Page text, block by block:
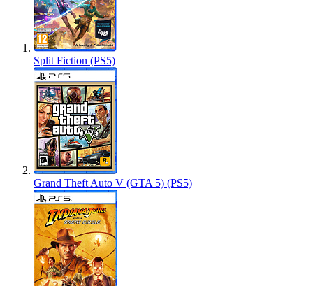
Split Fiction (PS5)
Grand Theft Auto V (GTA 5) (PS5)